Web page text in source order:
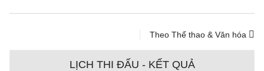
Theo Thể thao & Văn hóa
LỊCH THI ĐẤU - KẾT QUẢ